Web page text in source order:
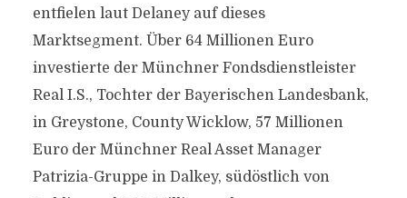
entfielen laut Delaney auf dieses
Marktsegment. Über 64 Millionen Euro
investierte der Münchner Fondsdienstleister
Real I.S., Tochter der Bayerischen Landesbank,
in Greystone, County Wicklow, 57 Millionen
Euro der Münchner Real Asset Manager
Patrizia-Gruppe in Dalkey, südöstlich von